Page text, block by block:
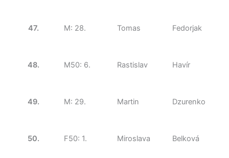
47. M: 28. Tomas Fedorjak
48. M50: 6. Rastislav Havír
49. M: 29. Martin Dzurenko
50. F50: 1. Miroslava Belková